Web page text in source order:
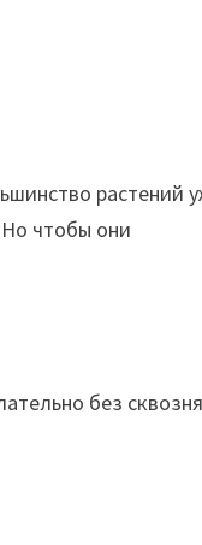
растений
чтобы они
без